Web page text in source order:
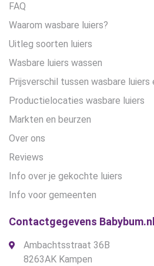
FAQ
Waarom wasbare luiers?
Uitleg soorten luiers
Wasbare luiers wassen
Prijsverschil tussen wasbare luiers
Productielocaties wasbare luiers
Markten en beurzen
Over ons
Reviews
Info over je gekochte luiers
Info voor gemeenten
Contactgegevens Babybum.nl
Ambachtsstraat 36B
8263AK Kampen